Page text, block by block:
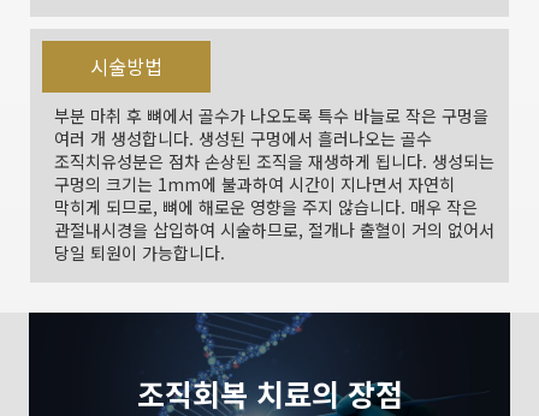
시술방법
부분 마취 후 뼈에서 골수가 나오도록 특수 바늘로 작은 구멍을
여러 개 생성합니다. 생성된 구멍에서 흘러나오는 골수
조직치유성분은 점차 손상된 조직을 재생하게 됩니다. 생성되는
구멍의 크기는 1mm에 불과하여 시간이 지나면서 자연히
막히게 되므로, 뼈에 해로운 영향을 주지 않습니다. 매우 작은
관절내시경을 삽입하여 시술하므로, 절개나 출혈이 거의 없어서
당일 퇴원이 가능합니다.
조직회복 치료의 장점